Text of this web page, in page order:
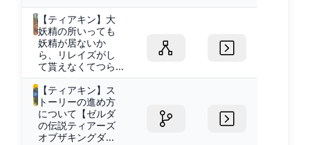
【ティアキン】大
妖精の所いっても
妖精が居ないか
ら、リレイズがし
て貰えなくてつら...
【ティアキン】ス
トーリーの進め方
について【ゼルダ
の伝説ティアーズ
オブザキングダ...